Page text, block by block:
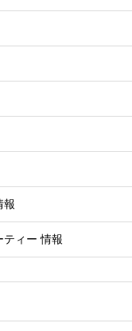
報
ティー 情報